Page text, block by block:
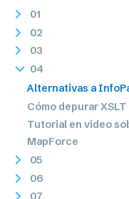
01
02
03
04
Alternativas a
Cómo depurar
Tutorial en video
MapForce
05
06
07